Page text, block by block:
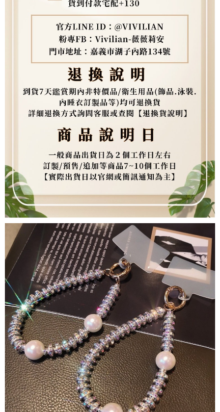
４．使用「AFTEE先享後付」時，將依據個別帳號之用戶狀況，依本公司即
請求用戶進行身份認證。
５．嚴禁一人註冊多個帳號或使用他人資訊註冊。若發現惡意使用之情形，
恩沛科技股份有限公司將有權停止該用戶之使用額度並採取法律行動。